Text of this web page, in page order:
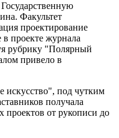
Факультет
проектирование
проекте журнала
рубрику "Полярный
привело в
искусство", под чутким
получала
проектов от рукописи до